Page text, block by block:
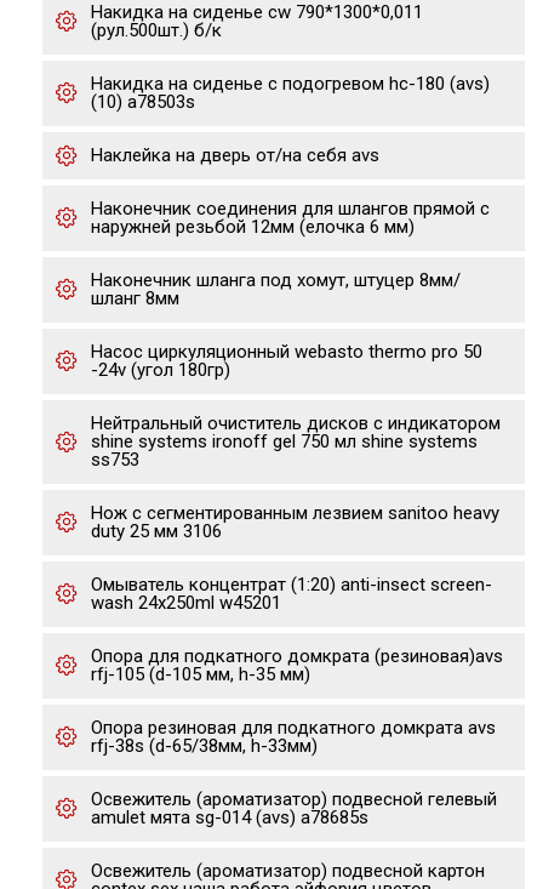
Накидка на сиденье cw 790*1300*0,011
(рул.500шт.) б/к
Накидка на сиденье с подогревом hc-180 (avs)
(10) a78503s
Наклейка на дверь от/на себя avs
Наконечник соединения для шлангов прямой с
наружней резьбой 12мм (елочка 6 мм)
Наконечник шланга под хомут, штуцер 8мм/
шланг 8мм
Насос циркуляционный webasto thermo pro 50
-24v (угол 180гр)
Нейтральный очиститель дисков с индикатором
shine systems ironoff gel 750 мл shine systems
ss753
Нож с сегментированным лезвием sanitoo heavy
duty 25 мм 3106
Омыватель концентрат (1:20) anti-insect screen-
wash 24x250ml w45201
Опора для подкатного домкрата (резиновая)avs
rfj-105 (d-105 мм, h-35 мм)
Опора резиновая для подкатного домкрата avs
rfj-38s (d-65/38мм, h-33мм)
Освежитель (ароматизатор) подвесной гелевый
amulet мята sg-014 (avs) a78685s
Освежитель (ароматизатор) подвесной картон